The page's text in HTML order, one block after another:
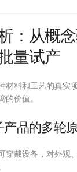
：从概
量试产
材料和工艺的真实
的价值。
产品的多轮
穿戴设备，对外观